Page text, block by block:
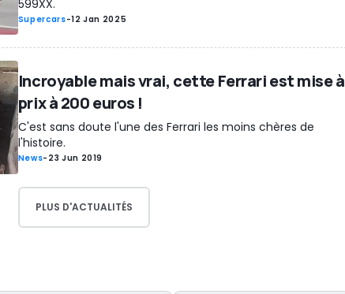
599XX.
Supercars-12 Jan 2025
Incroyable mais vrai, cette Ferrari est mise à
prix à 200 euros !
C'est sans doute l'une des Ferrari les moins chères de
l'histoire.
News- 23 Jun 2019
PLUS D'ACTUALITÉS